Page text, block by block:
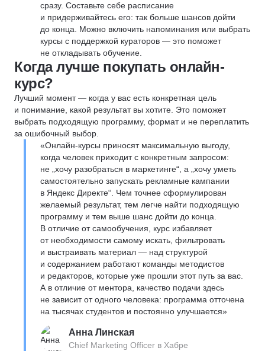
сразу. Составьте себе расписание
и придерживайтесь его: так больше шансов дойти
до конца. Можно включить напоминания или выбрать
курсы с поддержкой кураторов — это поможет
не откладывать обучение.
Когда лучше покупать онлайн-
курс?
Лучший момент — когда у вас есть конкретная цель
и понимание, какой результат вы хотите. Это поможет
выбрать подходящую программу, формат и не переплатить
за ошибочный выбор.
«Онлайн-курсы приносят максимальную выгоду,
когда человек приходит с конкретным запросом:
не „хочу разобраться в маркетинге“, а „хочу уметь
самостоятельно запускать рекламные кампании
в Яндекс Директе“. Чем точнее сформулирован
желаемый результат, тем легче найти подходящую
программу и тем выше шанс дойти до конца.
В отличие от самообучения, курс избавляет
от необходимости самому искать, фильтровать
и выстраивать материал — над структурой
и содержанием работают команды методистов
и редакторов, которые уже прошли этот путь за вас.
А в отличие от ментора, качество подачи здесь
не зависит от одного человека: программа отточена
на тысячах студентов и постоянно улучшается»
Анна Линская
Chief Marketing Officer в Хабре